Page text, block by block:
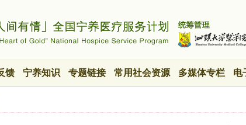
馈 宁养知识 专题链接 常用社会资源 多媒体专栏 电